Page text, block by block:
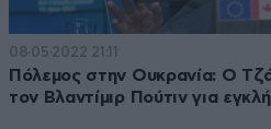
08·05·2022 21:11
Πόλεμος στην Ουκρανία: Ο
τον Βλαντίμιρ Πούτιν για